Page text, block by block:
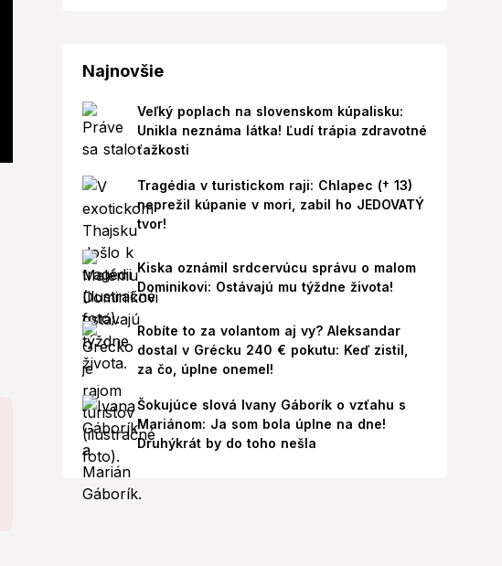
Najnovšie
Veľký poplach na slovenskom kúpalisku:
Unikla neznáma látka! Ľudí trápia zdravotné
ťažkosti
Tragédia v turistickom raji: Chlapec († 13)
neprežil kúpanie v mori, zabil ho JEDOVATÝ
tvor!
Kiska oznámil srdcervúcu správu o malom
Dominikovi: Ostávajú mu týždne života!
Robíte to za volantom aj vy? Aleksandar
dostal v Grécku 240 € pokutu: Keď zistil,
za čo, úplne onemel!
Šokujúce slová Ivany Gáborík o vzťahu s
Mariánom: Ja som bola úplne na dne!
Druhýkrát by do toho nešla